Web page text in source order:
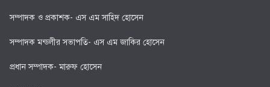
সম্পাদক ও প্রকাশক- এস এম সাহিদ হোসেন
সম্পাদক মন্ডলীর সভাপতি- এস এম জাকির হোসেন
প্রধান সম্পাদক- মারুফ হোসেন